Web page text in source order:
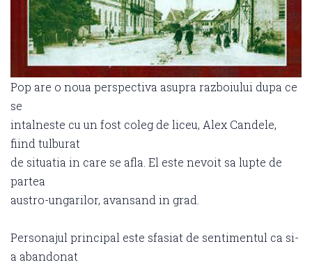
Pop are o noua perspectiva asupra razboiului dupa ce
se
intalneste cu un fost coleg de liceu, Alex Candele,
fiind tulburat
de situatia in care se afla. El este nevoit sa lupte de
partea
austro-ungarilor, avansand in grad.
Personajul principal este sfasiat de sentimentul ca si-
a abandonat